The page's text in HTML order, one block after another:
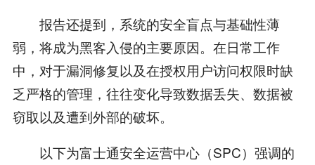
报告还提到，系统的安全盲点与基础性薄
弱，将成为黑客入侵的主要原因。在日常工作
中，对于漏洞修复以及在授权用户访问权限时缺
乏严格的管理，往往变化导致数据丢失、数据被
窃取以及遭到外部的破坏。
以下为富士通安全运营中心（SPC）强调的